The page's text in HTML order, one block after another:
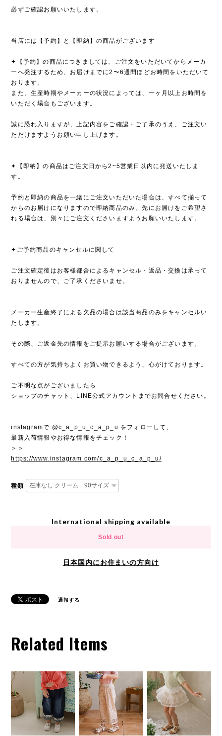
必ずご確認お願いいたします。
当店には【予約】と【即納】の商品がございます
✦【予約】の商品につきましては、ご注文をいただいてからメーカ
ーへ発注するため、お届けまでに2〜6週間ほどお時間をいただいて
おります。
また、生産時期やメーカーの状況によっては、一ヶ月以上お時間を
いただく場合もございます。
誠に恐れ入りますが、上記内容をご確認・ご了承のうえ、ご注文い
ただけますようお願い申し上げます。
✦【即納】の商品はご注文日から2~5営業日以内に発送いたしま
す。
予約と即納の商品を一緒にご注文いただいた場合は、すべて揃って
からのお届けになりますので即納商品のみ、先にお届けをご希望さ
れる場合は、別々にご注文くださいますようお願いいたします。
✦ご予約商品のキャンセルに関して
ご注文確定後はお客様都合によるキャンセル・返品・交換は承って
おりませんので、ご了承くださいませ。
メーカー生産終了による欠品の場合は該当商品のみをキャンセルい
たします。
その際、ご返金先の情報をご提示お願いする場合がございます。
すべての方が気持ちよくお買い物できるよう、心がけております。
ご不明な点がございましたら
ショップのチャット、LINE公式アカウントまでお問合せください。
instagramで @c_a_p_u_c_a_p_u をフォローして、
最新入荷情報やお得な情報をチェック！
＞＞
https://www.instagram.com/c_a_p_u_c_a_p_u/
種類
International shipping available
Sold out
日本国内にお住まいの方向け
通報する
Related Items